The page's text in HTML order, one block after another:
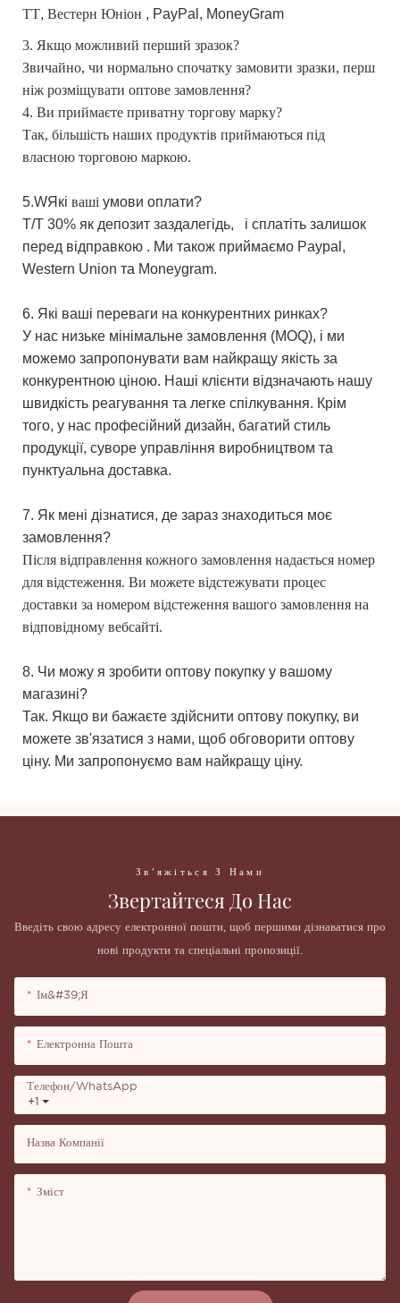
TT, Вестерн Юніон , PayPal, MoneyGram
3. Якщо можливий перший зразок?
Звичайно, чи нормально спочатку замовити зразки, перш
ніж розміщувати оптове замовлення?
4. Ви приймаєте приватну торгову марку?
Так, більшість наших продуктів приймаються під
власною торговою маркою.
5.WЯкі ваші умови оплати?
T/T 30% як депозит заздалегідь,
і сплатіть залишок
перед відправкою . Ми також приймаємо Paypal,
Western Union та Moneygram.
6. Які ваші переваги на конкурентних ринках?
У нас низьке мінімальне замовлення (MOQ), і ми
можемо запропонувати вам найкращу якість за
конкурентною ціною. Наші клієнти відзначають нашу
швидкість реагування та легке спілкування. Крім
того, у нас професійний дизайн, багатий стиль
продукції, суворе управління виробництвом та
пунктуальна доставка.
7. Як мені дізнатися, де зараз знаходиться моє
замовлення?
Після відправлення кожного замовлення надається номер
для відстеження. Ви можете відстежувати процес
доставки за номером відстеження вашого замовлення на
відповідному вебсайті.
8. Чи можу я зробити оптову покупку у вашому
магазині?
Так. Якщо ви бажаєте здійснити оптову покупку, ви
можете зв'язатися з нами, щоб обговорити оптову
ціну. Ми запропонуємо вам найкращу ціну.
Зв'яжіться З Нами
Звертайтеся До Нас
Введіть свою адресу електронної пошти, щоб першими дізнаватися про
нові продукти та спеціальні пропозиції.
Ім&#39;я
Електронна Пошта
+1
Телефон/WhatsApp
Назва Компанії
Зміст